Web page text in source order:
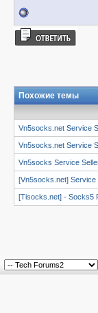
Похожие темы
Vn5socks.net Service
Vn5socks.net Service
Vn5socks Service
[Vn5socks.net]
[Tisocks.net] - Socks5